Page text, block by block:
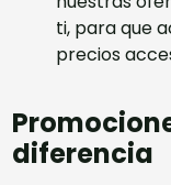
ti, para que
precios
diferencia